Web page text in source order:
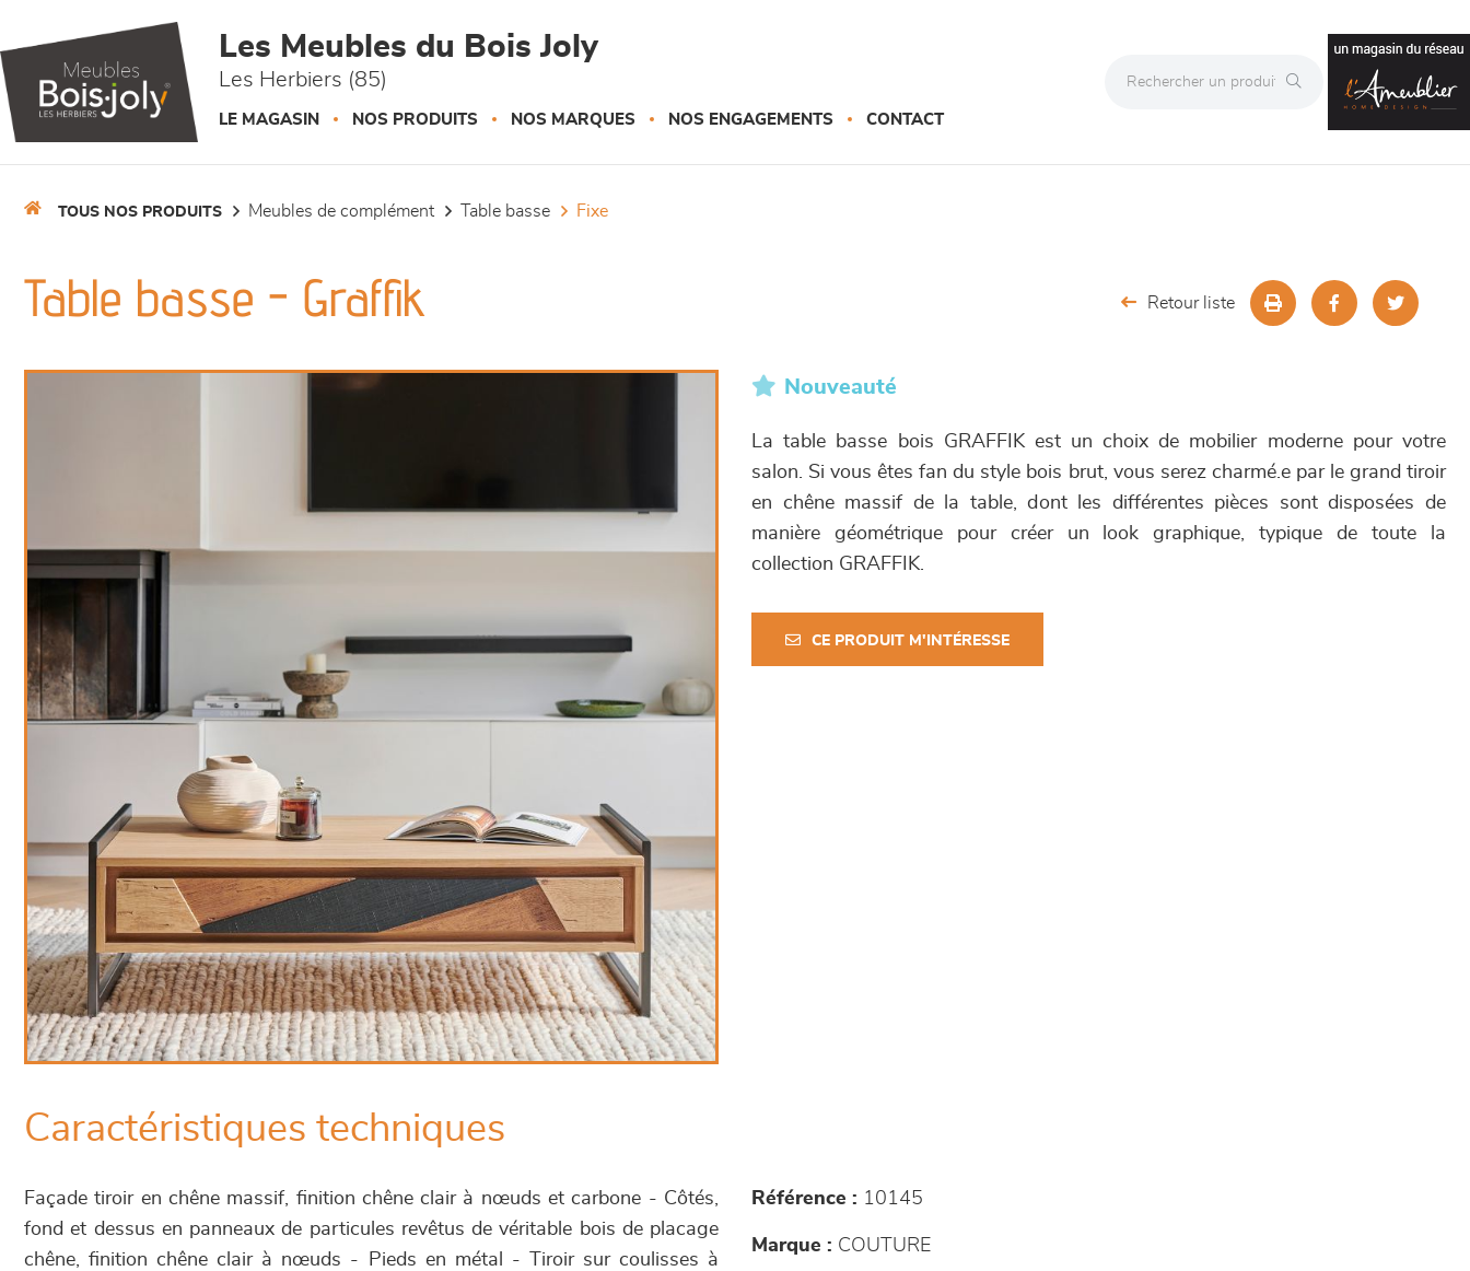
Les Meubles du Bois Joly
Les Herbiers (85)
LE MAGASIN NOS PRODUITS NOS MARQUES NOS ENGAGEMENTS CONTACT
TOUS NOS PRODUITS meubles de complément table basse fixe
Table basse - Graffik Retour liste
Nouveauté
La table basse bois GRAFFIK est un choix de mobilier moderne pour votre
salon. Si vous êtes fan du style bois brut, vous serez charmé.e par le grand tiroir
en chêne massif de la table, dont les différentes pièces sont disposées de
manière géométrique pour créer un look graphique, typique de toute la
collection GRAFFIK.
CE PRODUIT M'INTÉRESSE
Caractéristiques techniques
Façade tiroir en chêne massif, finition chêne clair à nœuds et carbone - Côtés,
fond et dessus en panneaux de particules revêtus de véritable bois de placage
chêne, finition chêne clair à nœuds - Pieds en métal - Tiroir sur coulisses à
Référence : 10145
Marque : COUTURE